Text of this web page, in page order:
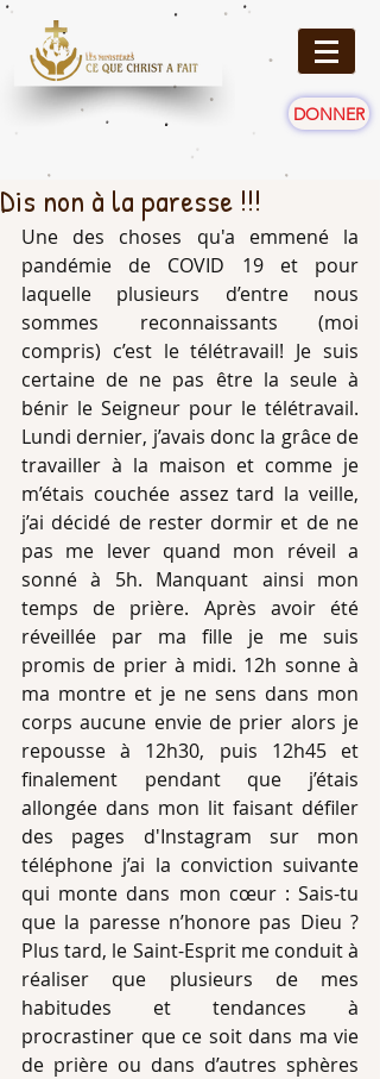
DONNER
Dis non à la paresse !!!
Une des choses qu'a emmené la
pandémie de COVID 19 et pour
laquelle plusieurs d’entre nous
sommes reconnaissants (moi
compris) c’est le télétravail! Je suis
certaine de ne pas être la seule à
bénir le Seigneur pour le télétravail.
Lundi dernier, j’avais donc la grâce de
travailler à la maison et comme je
m’étais couchée assez tard la veille,
j’ai décidé de rester dormir et de ne
pas me lever quand mon réveil a
sonné à 5h. Manquant ainsi mon
temps de prière. Après avoir été
réveillée par ma fille je me suis
promis de prier à midi. 12h sonne à
ma montre et je ne sens dans mon
corps aucune envie de prier alors je
repousse à 12h30, puis 12h45 et
finalement pendant que j’étais
allongée dans mon lit faisant défiler
des pages d'Instagram sur mon
téléphone j’ai la conviction suivante
qui monte dans mon cœur : Sais-tu
que la paresse n’honore pas Dieu ?
Plus tard, le Saint-Esprit me conduit à
réaliser que plusieurs de mes
habitudes et tendances à
procrastiner que ce soit dans ma vie
de prière ou dans d’autres sphères